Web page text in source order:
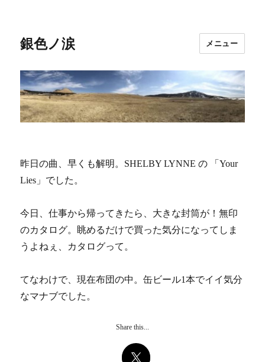
銀色ノ涙 メニュー
昨日の曲、早くも解明。SHELBY LYNNE の 「Your
Lies」でした。
今日、仕事から帰ってきたら、大きな封筒が！無印
のカタログ。眺めるだけで買った気分になってしま
うよねぇ、カタログって。
てなわけで、現在布団の中。缶ビール1本でイイ気分
なマナブでした。
Share this...